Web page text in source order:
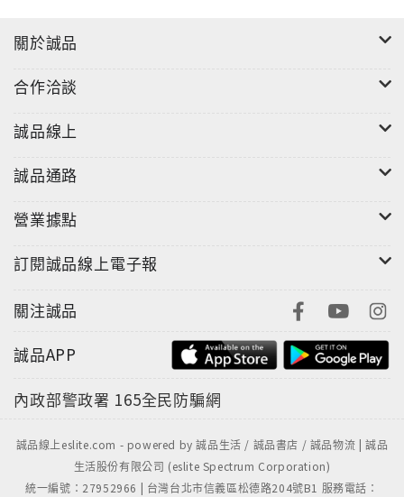
關於誠品
合作洽談
誠品線上
誠品通路
營業據點
訂閱誠品線上電子報
關注誠品
誠品APP
內政部警政署 165全民防騙網
誠品線上eslite.com - powered by 誠品生活 / 誠品書店 / 誠品物流 | 誠品
生活股份有限公司 (eslite Spectrum Corporation)
統一編號：27952966 | 台灣台北市信義區松德路204號B1 服務電話：